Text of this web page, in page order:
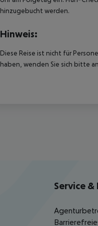
hinzugebucht werden.
Hinweis:
Diese Reise ist nicht für
haben, wenden Sie sich bitte
Service